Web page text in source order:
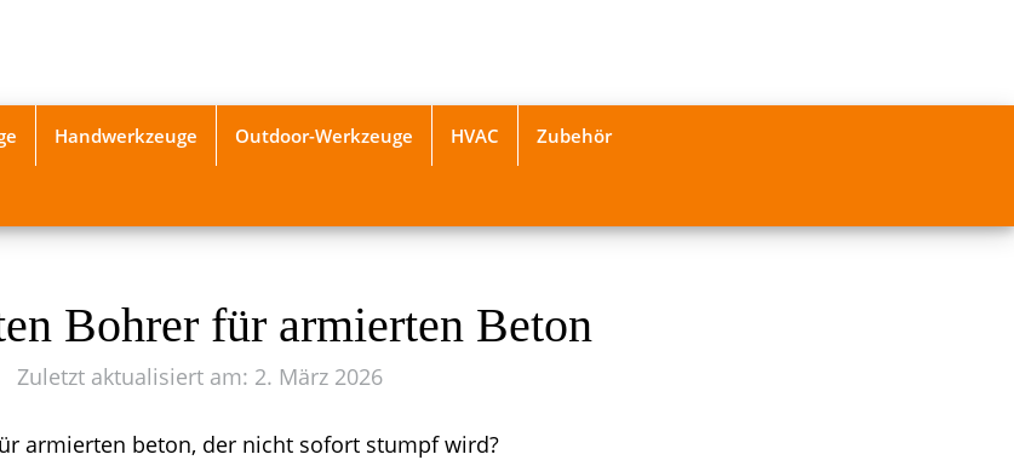
Handwerkzeuge Outdoor-Werkzeuge HVAC Zubehör
Bohrer für armierten Beton
Zuletzt aktualisiert am: 2. März 2026
armierten beton, der nicht sofort stumpf wird?